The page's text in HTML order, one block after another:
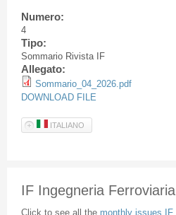
Numero:
4
Tipo:
Sommario Rivista IF
Allegato:
Sommario_04_2026.pdf
DOWNLOAD FILE
ITALIANO
IF Ingegneria Ferroviaria
Click to see all the monthly issues IF